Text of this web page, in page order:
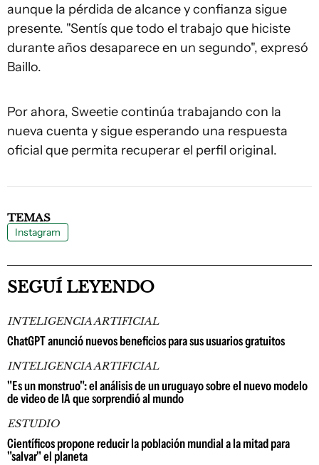
aunque la pérdida de alcance y confianza sigue
presente. "Sentís que todo el trabajo que hiciste
durante años desaparece en un segundo", expresó
Baillo.
Por ahora, Sweetie continúa trabajando con la
nueva cuenta y sigue esperando una respuesta
oficial que permita recuperar el perfil original.
TEMAS
Instagram
SEGUÍ LEYENDO
INTELIGENCIA ARTIFICIAL
ChatGPT anunció nuevos beneficios para sus usuarios gratuitos
INTELIGENCIA ARTIFICIAL
"Es un monstruo": el análisis de un uruguayo sobre el nuevo modelo
de video de IA que sorprendió al mundo
ESTUDIO
Científicos propone reducir la población mundial a la mitad para
"salvar" el planeta